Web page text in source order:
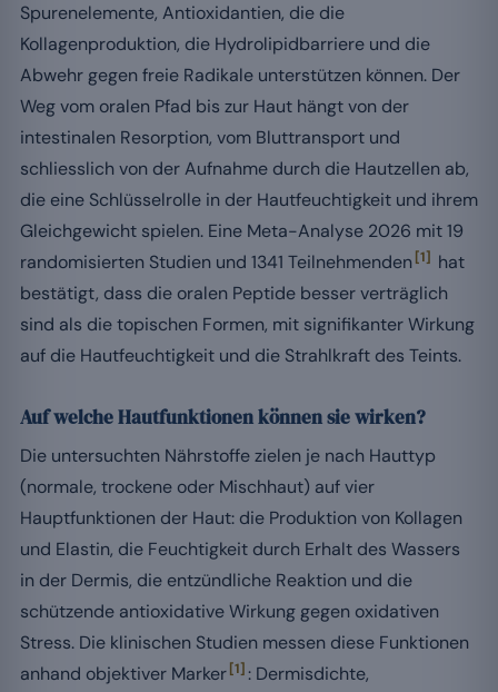
Spurenelemente, Antioxidantien, die die
Kollagenproduktion, die Hydrolipidbarriere und die
Abwehr gegen freie Radikale unterstützen können. Der
Weg vom oralen Pfad bis zur Haut hängt von der
intestinalen Resorption, vom Bluttransport und
schliesslich von der Aufnahme durch die Hautzellen ab,
die eine Schlüsselrolle in der Hautfeuchtigkeit und ihrem
Gleichgewicht spielen. Eine Meta-Analyse 2026 mit 19
randomisierten Studien und 1341 Teilnehmenden [1]
hat
bestätigt, dass die oralen Peptide besser verträglich
sind als die topischen Formen, mit signifikanter Wirkung
auf die Hautfeuchtigkeit und die Strahlkraft des Teints.
Auf welche Hautfunktionen können sie wirken?
Die untersuchten Nährstoffe zielen je nach Hauttyp
(normale, trockene oder Mischhaut) auf vier
Hauptfunktionen der Haut: die Produktion von Kollagen
und Elastin, die Feuchtigkeit durch Erhalt des Wassers
in der Dermis, die entzündliche Reaktion und die
schützende antioxidative Wirkung gegen oxidativen
Stress. Die klinischen Studien messen diese Funktionen
anhand objektiver Marker[1] : Dermisdichte,